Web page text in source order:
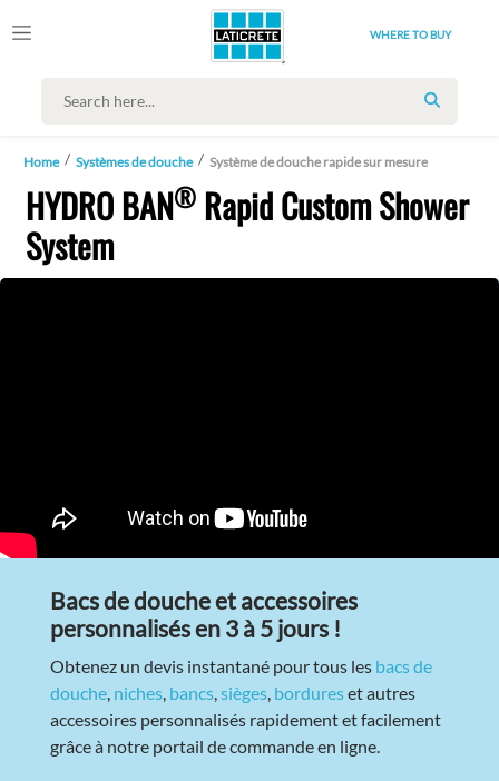
WHERE TO BUY
SEARCH
Home Systèmes de douche Système de douche rapide sur mesure
HYDRO BAN® Rapid Custom Shower
System
Bacs de douche et accessoires
personnalisés en 3 à 5 jours !
Obtenez un devis instantané pour tous les bacs de
douche, niches, bancs,sièges, bordureset autres
accessoires personnalisés rapidement et facilement
grâce à notre portail de commande en ligne.